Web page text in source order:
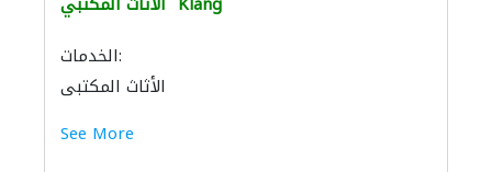
الخدمات:
الأثاث المكتبي
See More